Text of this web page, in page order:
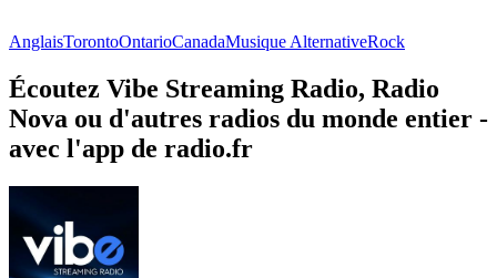
AnglaisTorontoOntarioCanadaMusique AlternativeRock
Écoutez Vibe Streaming Radio, Radio
Nova ou d'autres radios du monde entier -
avec l'app de radio.fr